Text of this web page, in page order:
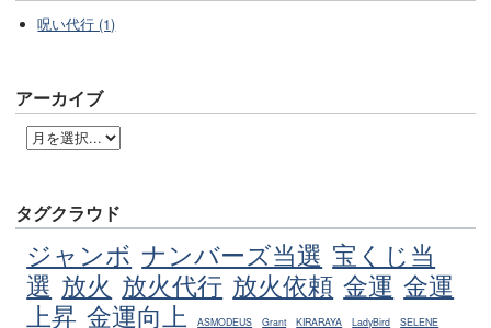
呪い代行 (1)
アーカイブ
タグクラウド
ジャンボ ナンバーズ当選 宝くじ当
選 放火 放火代行 放火依頼 金運 金運
上昇 金運向上 ASMODEUS Grant KIRARAYA LadyBird
SELENE